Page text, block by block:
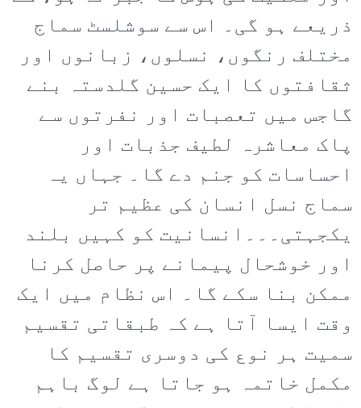
ذریعے ہو گی۔ اس سے سوشلسٹ سماج
مختلف رنگوں، نسلوں، زبانوں اور
ثقافتوں کا ایک حسین گلدستہ بنے
گاجس میں تعصبات اور نفرتوں سے
پاک معاشرہ لطیف جذبات اور
احساسات کو جنم دے گا۔ جہاں یہ
سماج نسل انسان کی عظیم تر
یکجہتی۔۔۔انسانیت کو کہیں بلند
اور خوشحال پیمانے پر حاصل کرنا
ممکن بنا سکے گا۔ اس نظام میں ایک
وقت ایسا آتا ہے کہ طبقاتی تقسیم
سمیت ہر نوع کی دوسری تقسیم کا
مکمل خاتمہ ہو جاتا ہے لوگ باہم